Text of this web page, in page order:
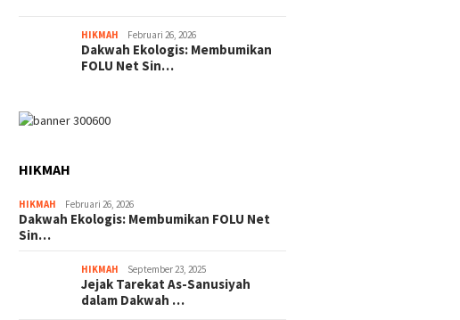
HIKMAH Februari 26, 2026
Dakwah Ekologis: Membumikan
FOLU Net Sin…
HIKMAH
HIKMAH Februari 26, 2026
Dakwah Ekologis: Membumikan FOLU Net
Sin…
HIKMAH September 23, 2025
Jejak Tarekat As-Sanusiyah
dalam Dakwah …